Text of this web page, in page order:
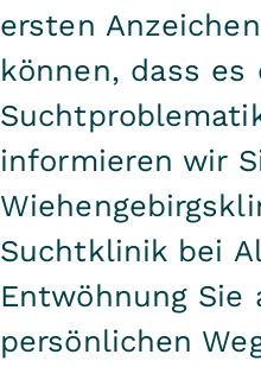
ersten
können, dass es
informieren wir
Suchtklinik bei
Entwöhnung Sie
persönlichen